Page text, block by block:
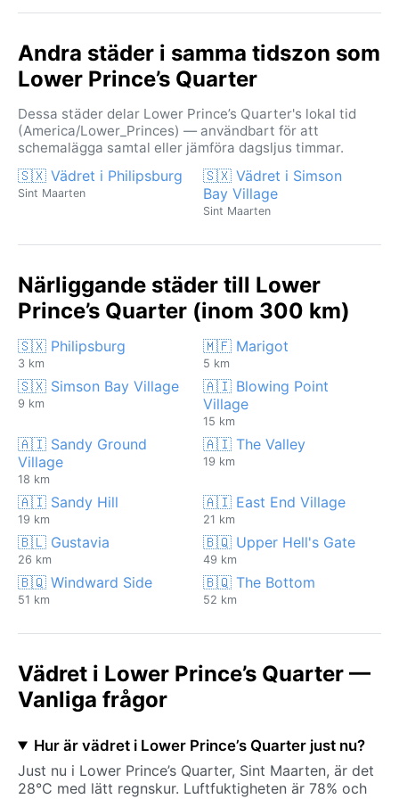
Andra städer i samma tidszon som
Lower Prince’s Quarter
Dessa städer delar Lower Prince’s Quarter's lokal tid
(America/Lower_Princes) — användbart för att
schemalägga samtal eller jämföra dagsljus timmar.
🇸🇽 Vädret i Philipsburg
Sint Maarten
🇸🇽 Vädret i Simson
Bay Village
Sint Maarten
Närliggande städer till Lower
Prince’s Quarter (inom 300 km)
🇸🇽 Philipsburg
3 km
🇲🇫 Marigot
5 km
🇸🇽 Simson Bay Village
9 km
🇦🇮 Blowing Point
Village
15 km
🇦🇮 Sandy Ground
Village
18 km
🇦🇮 The Valley
19 km
🇦🇮 Sandy Hill
19 km
🇦🇮 East End Village
21 km
🇧🇱 Gustavia
26 km
🇧🇶 Upper Hell's Gate
49 km
🇧🇶 Windward Side
51 km
🇧🇶 The Bottom
52 km
Vädret i Lower Prince’s Quarter —
Vanliga frågor
Hur är vädret i Lower Prince’s Quarter just nu?
Just nu i Lower Prince’s Quarter, Sint Maarten, är det
28°C med lätt regnskur. Luftfuktigheten är 78% och